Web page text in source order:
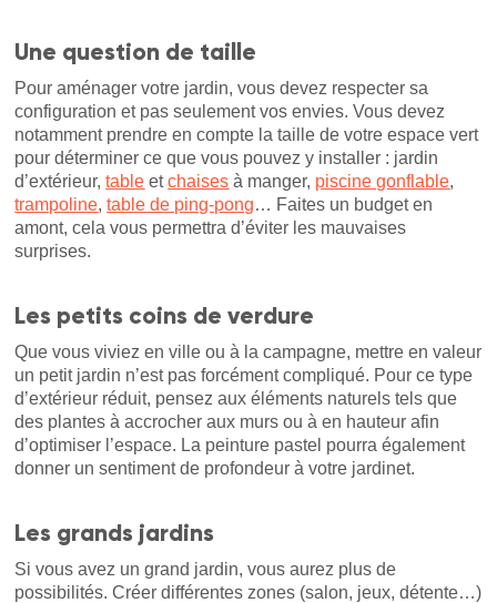
Une question de taille
Pour aménager votre jardin, vous devez respecter sa
configuration et pas seulement vos envies. Vous devez
notamment prendre en compte la taille de votre espace vert
pour déterminer ce que vous pouvez y installer : jardin
d’extérieur,table etchaises à manger, piscine gonflable,
trampoline,table de ping-pong… Faites un budget en
amont, cela vous permettra d’éviter les mauvaises
surprises.
Les petits coins de verdure
Que vous viviez en ville ou à la campagne, mettre en valeur
un petit jardin n’est pas forcément compliqué. Pour ce type
d’extérieur réduit, pensez aux éléments naturels tels que
des plantes à accrocher aux murs ou à en hauteur afin
d’optimiser l’espace. La peinture pastel pourra également
donner un sentiment de profondeur à votre jardinet.
Les grands jardins
Si vous avez un grand jardin, vous aurez plus de
possibilités. Créer différentes zones (salon, jeux, détente…)